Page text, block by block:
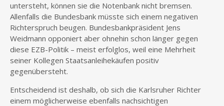
untersteht, können sie die Notenbank nicht bremsen.
Allenfalls die Bundesbank müsste sich einem negativen
Richterspruch beugen. Bundesbankpräsident Jens
Weidmann opponiert aber ohnehin schon länger gegen
diese EZB-Politik – meist erfolglos, weil eine Mehrheit
seiner Kollegen Staatsanleihekäufen positiv
gegenübersteht.
Entscheidend ist deshalb, ob sich die Karlsruher Richter
einem möglicherweise ebenfalls nachsichtigen